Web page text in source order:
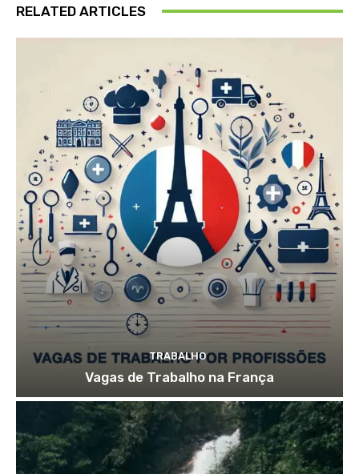
RELATED ARTICLES
TRABALHO
Vagas de Trabalho na França